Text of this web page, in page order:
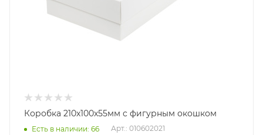
Коробка 210х100х55мм с фигурным окошком
Есть в наличии: 66 Арт.: 010602021